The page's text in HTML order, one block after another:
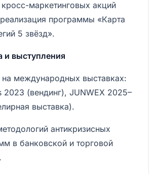
маркетинговых акций
программы «Карта
5 звёзд».
и выступления
международных выставках:
2023 (вендинг), JUNWEX 2025–
выставка).
антикризисных
в банковской и торговой